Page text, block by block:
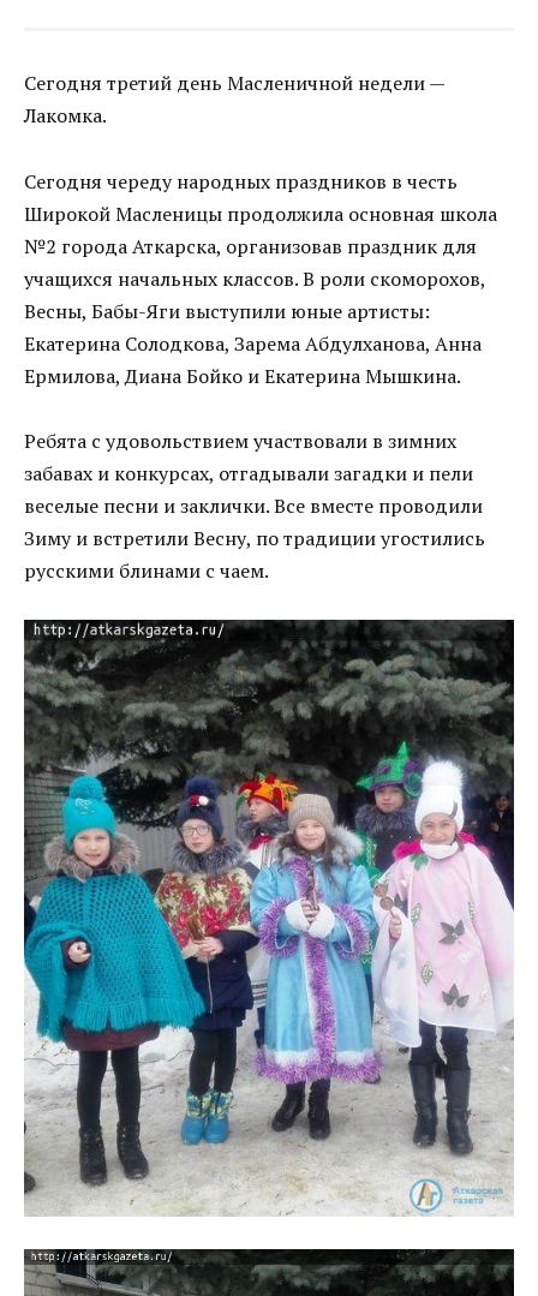
Сегодня третий день Масленичной недели —
Лакомка.
Сегодня череду народных праздников в честь
Широкой Масленицы продолжила основная школа
№2 города Аткарска, организовав праздник для
учащихся начальных классов. В роли скоморохов,
Весны, Бабы-Яги выступили юные артисты:
Екатерина Солодкова, Зарема Абдулханова, Анна
Ермилова, Диана Бойко и Екатерина Мышкина.
Ребята с удовольствием участвовали в зимних
забавах и конкурсах, отгадывали загадки и пели
веселые песни и заклички. Все вместе проводили
Зиму и встретили Весну, по традиции угостились
русскими блинами с чаем.